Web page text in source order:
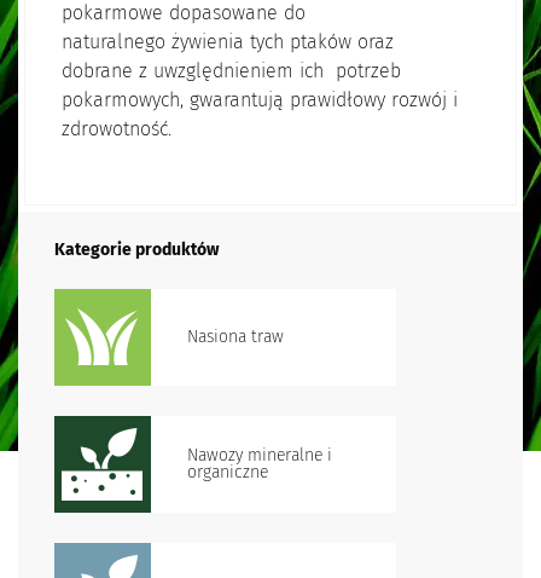
pokarmowe dopasowane do
naturalnego żywienia tych ptaków oraz
dobrane z uwzględnieniem ich potrzeb
pokarmowych, gwarantują prawidłowy rozwój i
zdrowotność.
Kategorie produktów
Nasiona traw
Nawozy mineralne i
organiczne